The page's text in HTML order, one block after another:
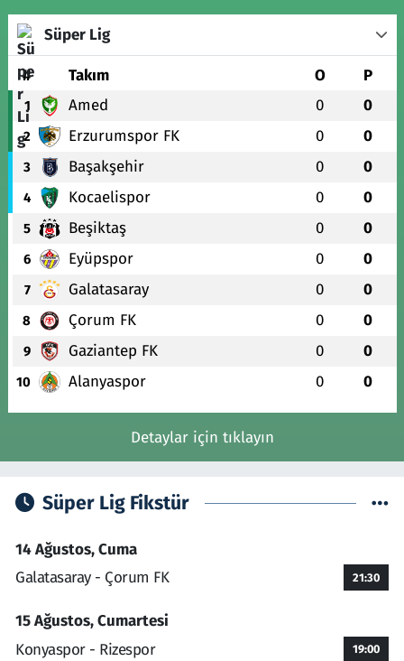
Süper Lig
# Takım O P
1 Amed 0 0
2 Erzurumspor FK 0 0
3 Başakşehir 0 0
4 Kocaelispor 0 0
5 Beşiktaş 0 0
6 Eyüpspor 0 0
7 Galatasaray 0 0
8 Çorum FK 0 0
9 Gaziantep FK 0 0
10 Alanyaspor 0 0
Detaylar için tıklayın
Süper Lig Fikstür
14 Ağustos, Cuma
Galatasaray - Çorum FK
21:30
15 Ağustos, Cumartesi
Konyaspor - Rizespor
19:00